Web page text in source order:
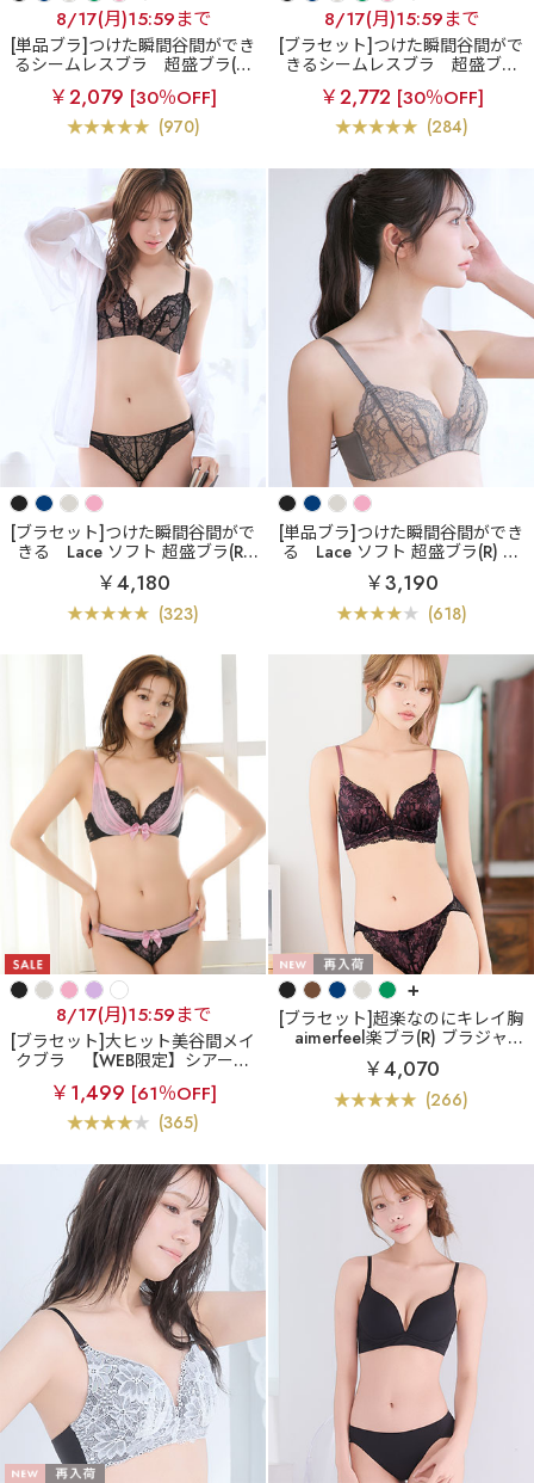
8/17(月)15:59まで
[単品ブラ]つけた瞬間谷間ができ
るシームレスブラ
超盛ブラ(R)
シームレス 単品ブラジャー
￥2,079 [30％OFF]
(970)
8/17(月)15:59まで
[ブラセット]つけた瞬間谷間がで
きるシームレスブラ
超盛ブラ
(R) シームレス ブラジャー&ショ
ーツ
￥2,772 [30％OFF]
(284)
[ブラセット]つけた瞬間谷間がで
きる
Lace ソフト 超盛ブラ(R)
ブラジャー&ショーツ
￥4,180
(323)
[単品ブラ]つけた瞬間谷間ができ
る
Lace ソフト 超盛ブラ(R) 単
品ブラジャー
￥3,190
(618)
8/17(月)15:59まで
[ブラセット]大ヒット美谷間メイ
クブラ
【WEB限定】シアーリ
ュクス(R) ブラジャー&ショーツ
￥1,499 [61％OFF]
(365)
+
[ブラセット]超楽なのにキレイ胸
aimerfeel楽ブラ(R) ブラジャー
&ショーツ
￥4,070
(266)